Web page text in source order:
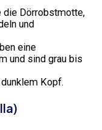
die Dörrobstmotte,
und
eine
und sind grau bis
Kopf.